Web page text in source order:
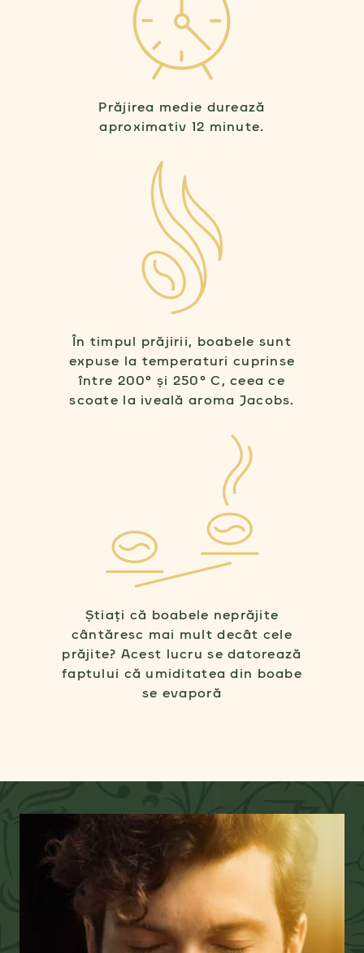
Prăjirea medie durează
aproximativ 12 minute.
În timpul prăjirii, boabele sunt
expuse la temperaturi cuprinse
între 200° și 250° C, ceea ce
scoate la iveală aroma Jacobs.
Știați că boabele neprăjite
cântăresc mai mult decât cele
prăjite? Acest lucru se datorează
faptului că umiditatea din boabe
se evaporă